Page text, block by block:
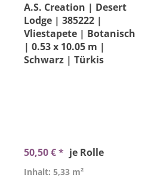
A.S. Creation | Desert
Lodge | 385222 |
Vliestapete | Botanisch
| 0.53 x 10.05 m |
Schwarz | Türkis
50,50 € * je Rolle
Inhalt: 5,33 m²